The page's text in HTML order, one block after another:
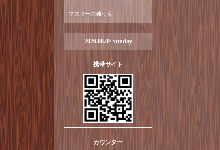
マスターの独り言
2026.08.09 Sunday
携帯サイト
カウンター